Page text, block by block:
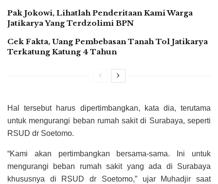
Pak Jokowi, Lihatlah Penderitaan Kami Warga
Jatikarya Yang Terdzolimi BPN
Cek Fakta, Uang Pembebasan Tanah Tol Jatikarya
Terkatung Katung 4 Tahun
Hal tersebut harus dipertimbangkan, kata dia, terutama
untuk mengurangi beban rumah sakit di Surabaya, seperti
RSUD dr Soetomo.
“Kami akan pertimbangkan bersama-sama. Ini untuk
mengurangi beban rumah sakit yang ada di Surabaya
khususnya di RSUD dr Soetomo,” ujar Muhadjir saat